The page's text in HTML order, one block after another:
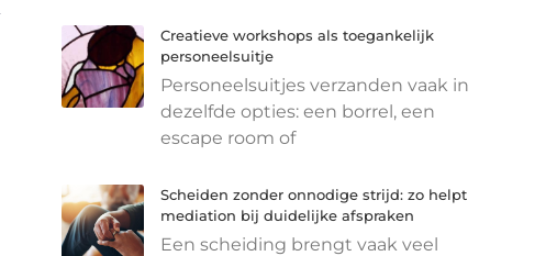
Creatieve workshops als toegankelijk
personeelsuitje
Personeelsuitjes verzanden vaak in
dezelfde opties: een borrel, een
escape room of
Scheiden zonder onnodige strijd: zo helpt
mediation bij duidelijke afspraken
Een scheiding brengt vaak veel